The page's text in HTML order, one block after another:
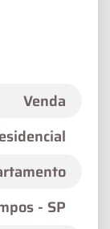
Venda
- SP